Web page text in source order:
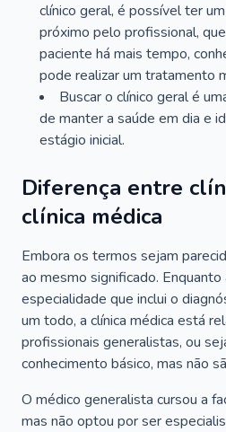
clínico geral, é possível ter
próximo pelo profissional,
paciente há mais tempo,
pode realizar um tratamento
Buscar o clínico geral é
de manter a saúde em dia e
estágio inicial.
Diferença entre
clínica médica
Embora os termos sejam
ao mesmo significado.
especialidade que inclui o
um todo, a clínica médica está
profissionais generalistas, ou
conhecimento básico, mas não
O médico generalista cursou a
mas não optou por ser